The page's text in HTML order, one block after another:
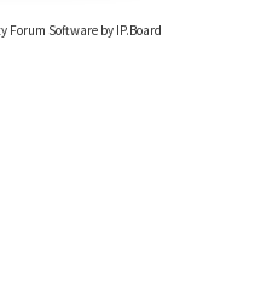
Forum Software by IP.Board